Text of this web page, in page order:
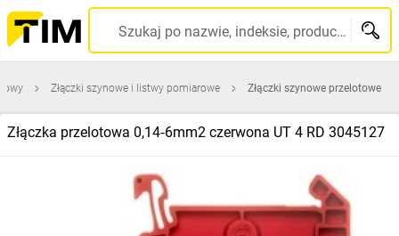
Szukaj po nazwie, indeksie, producencie, kodzie kreskowym...
Złączki szynowe i listwy pomiarowe Złączki szynowe przelotowe
Złączka przelotowa 0,14‑6mm2 czerwona UT 4 RD 3045127